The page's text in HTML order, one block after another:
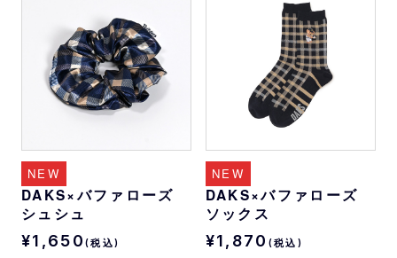
NEW
DAKS×バファローズ
シュシュ
¥1,650 (税込)
NEW
DAKS×バファローズ
ソックス
¥1,870 (税込)